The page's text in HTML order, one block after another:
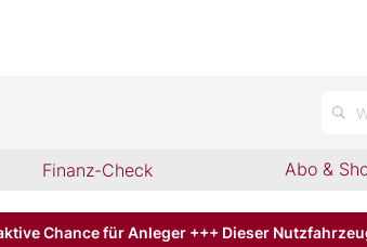
Finanz-Check Abo &
Chance für Anleger +++ Dieser